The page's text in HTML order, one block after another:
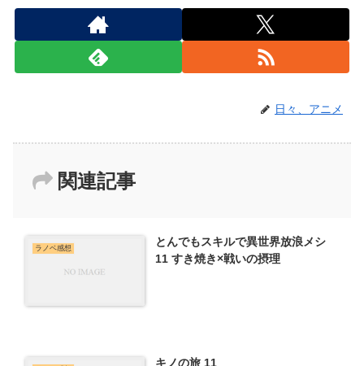
日々、アニメ
関連記事
ラノベ感想
とんでもスキルで異世界放浪メシ
11 すき焼き×戦いの摂理
キノの旅 11